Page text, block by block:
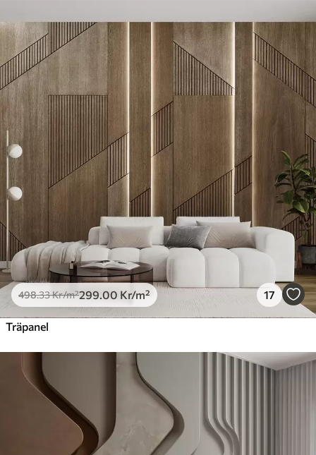
Tillgängliga material
Standard
498 .33 299 Kr /m²
Premium
631.67 /m²
Premiumvinyl
725 /m²
Peel and Stick
900.00540.00Kr/m²
498.33Kr/m²299 .00 Kr/m² 17
Träpanel